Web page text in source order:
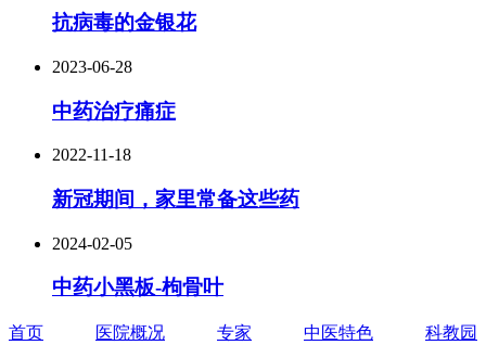
抗病毒的金银花
2023-06-28
中药治疗痛症
2022-11-18
新冠期间，家里常备这些药
2024-02-05
中药小黑板-枸骨叶
首页 医院概况 专家 中医特色
科教园